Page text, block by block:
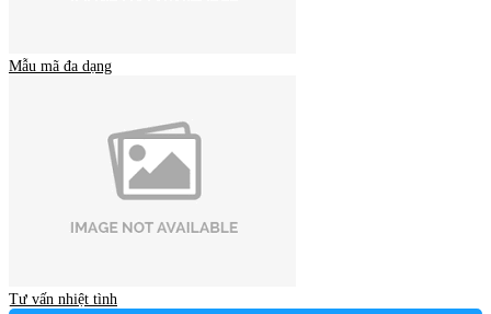
Mẫu mã đa dạng
Tư vấn nhiệt tình